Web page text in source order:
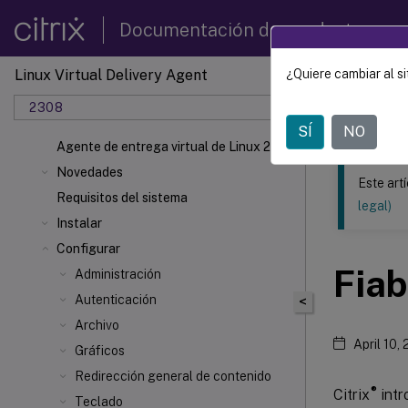
Documentación de productos
Linux Virtual Delivery Agent
2308
Agente de entrega virtual de Linux 2308
Novedades
Requisitos del sistema
Instalar
Configurar
Administración
Autenticación
Archivo
Gráficos
Redirección general de contenido
Teclado
Este
<
Este
legal)
April 10,
Citrix®
¿Quiere cambiar al
SÍ NO